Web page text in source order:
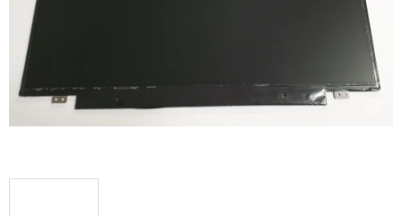
hvězdiček.